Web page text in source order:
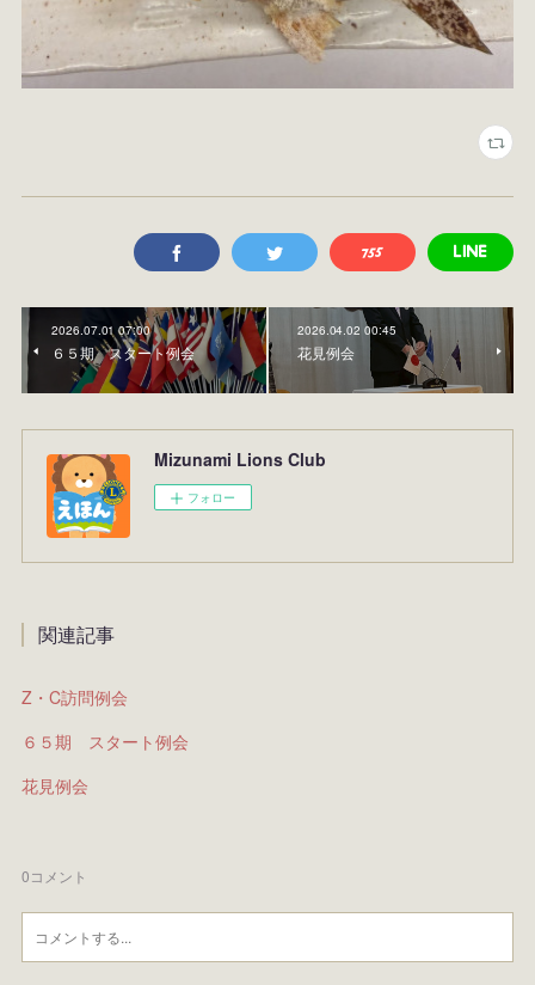
2026.07.01 07:00
６５期 スタート例会
2026.04.02 00:45
花見例会
Mizunami Lions Club
フォロー
関連記事
Z・C訪問例会
６５期 スタート例会
花見例会
0コメント